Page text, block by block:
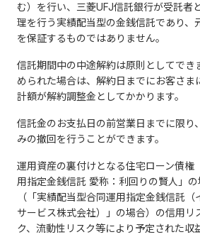
む）を行い、三菱UFJ信託銀行が受託者
理を行う実績配当型の金銭信託であり、
を保証するものではありません。
信託期間中の中途解約は原則としてでき
められた場合は、解約日までにお客さま
計額が解約調整金としてかかります。
信託金のお支払日の前営業日までに限り
みの撤回を行うことができます。
運用資産の裏付けとなる住宅ローン債権
用指定金銭信託 愛称：利回りの賢人」
（「実績配当型合同運用指定金銭信託
サービス株式会社）」の場合）の信用リ
ク、流動性リスク等により予定された収